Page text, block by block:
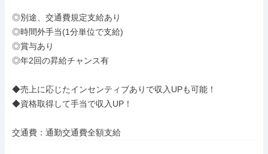
◎別途、交通費規定支給あり
◎時間外手当(1分単位で支給)
◎賞与あり
◎年2回の昇給チャンス有
◆売上に応じたインセンティブありで収入UPも可能！
◆資格取得して手当で収入UP！
交通費：通勤交通費全額支給